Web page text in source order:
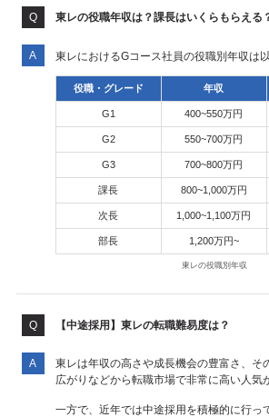
東レの役職年収は？課長はいくらもらえる
東レにおけるGコース社員の役職別年収は
役職・グレード 年収
G1 400~550万円
G2 550~700万円
G3 700~800万円
課長 800~1,000万円
次長 1,000~1,100万円
部長 1,200万円~
東レの役職別年収
【中途採用】東レの転職難易度は？
東レは年収の高さや成長機会の豊富さ、そ
広がりなどから転職市場で非常に高い人気
一方で、近年では中途採用を積極的に行っ